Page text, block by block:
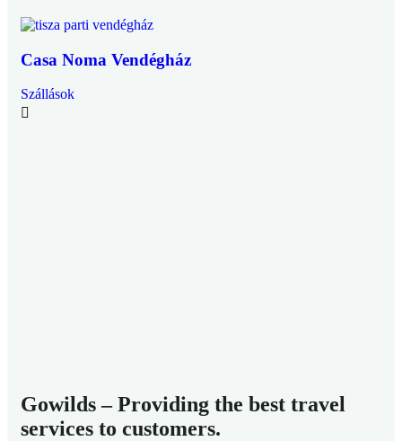
Casa Noma Vendégház
Szállások
Gowilds – Providing the best travel
services to customers.